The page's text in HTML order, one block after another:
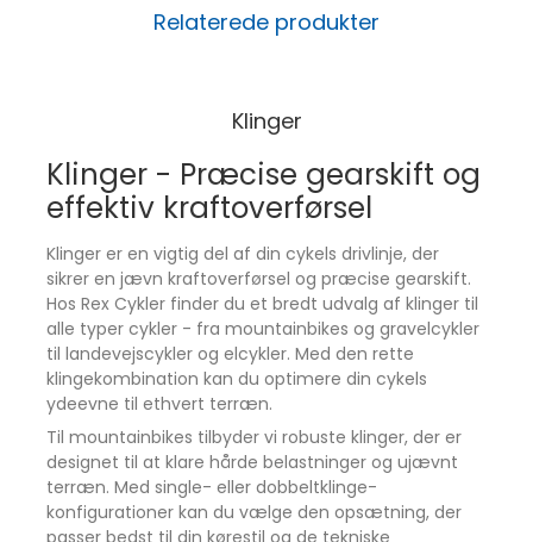
holdbarhed og pålidelig ydeevne til din cykel.
Speed:1x10/11/12 speed
Passer til:Cannondale Hollowgram SI, SiSL, SiSL2
Offset:5,7 mm
Klar til at opgradere din klinge?
Bestil absoluteBLACK Klinge 34T Direct Mount i
dag og få præcise gearskift og lang holdbarhed.
Singlespeed 34T
Black, Aluminium 7075, 1x10/11/12 speed
Relaterede produkter
Klinger
Klinger - Præcise gearskift og
effektiv kraftoverførsel
Klinger er en vigtig del af din cykels drivlinje, der
sikrer en jævn kraftoverførsel og præcise gearskift.
Hos Rex Cykler finder du et bredt udvalg af klinger til
alle typer cykler - fra mountainbikes og gravelcykler
til landevejscykler og elcykler. Med den rette
klingekombination kan du optimere din cykels
ydeevne til ethvert terræn.
Til mountainbikes tilbyder vi robuste klinger, der er
designet til at klare hårde belastninger og ujævnt
terræn. Med single- eller dobbeltklinge-
konfigurationer kan du vælge den opsætning, der
passer bedst til din kørestil og de tekniske